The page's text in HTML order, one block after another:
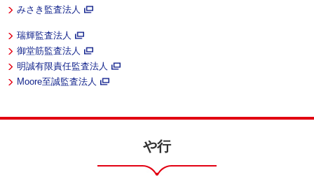
みさき監査法人
瑞輝監査法人
御堂筋監査法人
明誠有限責任監査法人
Moore至誠監査法人
や行